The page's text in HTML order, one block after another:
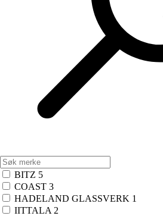
BITZ 5
COAST 3
HADELAND GLASSVERK 1
IITTALA 2